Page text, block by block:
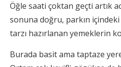
Öğle saati çoktan geçti artık
sonuna doğru, parkın
tarzı hazırlanan yemeklerin
Burada basit ama taptaze